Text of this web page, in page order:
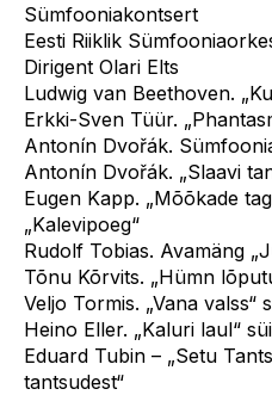
Sümfooniakontsert
Eesti Riiklik
Dirigent Olari Elts
Ludwig van Beethoven.
Erkki-Sven Tüür.
Antonín Dvořák.
Antonín Dvořák. „Slaavi
Eugen Kapp. „Mõõkade
„Kalevipoeg“
Rudolf Tobias. Avamäng
Tõnu Kõrvits. „Hümn
Veljo Tormis. „Vana valss“
Heino Eller. „Kaluri laul“
Eduard Tubin – „Setu
tantsudest“